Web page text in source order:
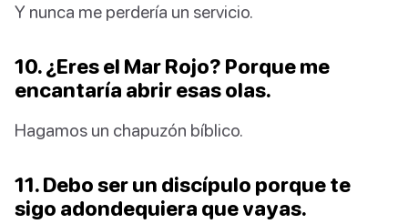
Y nunca me perdería un servicio.
10. ¿Eres el Mar Rojo? Porque me
encantaría abrir esas olas.
Hagamos un chapuzón bíblico.
11. Debo ser un discípulo porque te
sigo adondequiera que vayas.